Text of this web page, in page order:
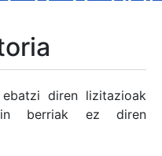
diren lizitazioak
berriak ez diren